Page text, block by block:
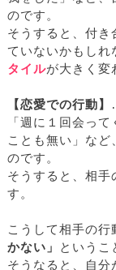
のです。
そうすると、付き
ていないかもしれ
タイルが大きく変
【恋愛での行動】
「週に１回会っ
ことも無い」など
のです。
そうすると、相手
す。
こうして相手の行
かない」
というこ
そうなると、自分